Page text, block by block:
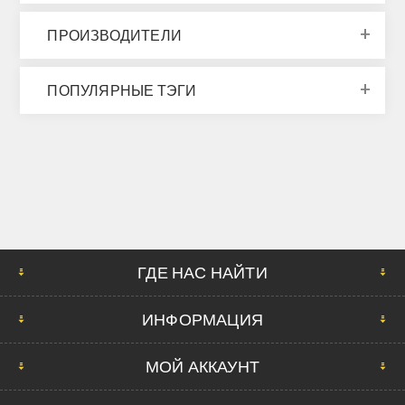
ПРОИЗВОДИТЕЛИ
ПОПУЛЯРНЫЕ ТЭГИ
ГДЕ НАС НАЙТИ
ИНФОРМАЦИЯ
МОЙ АККАУНТ